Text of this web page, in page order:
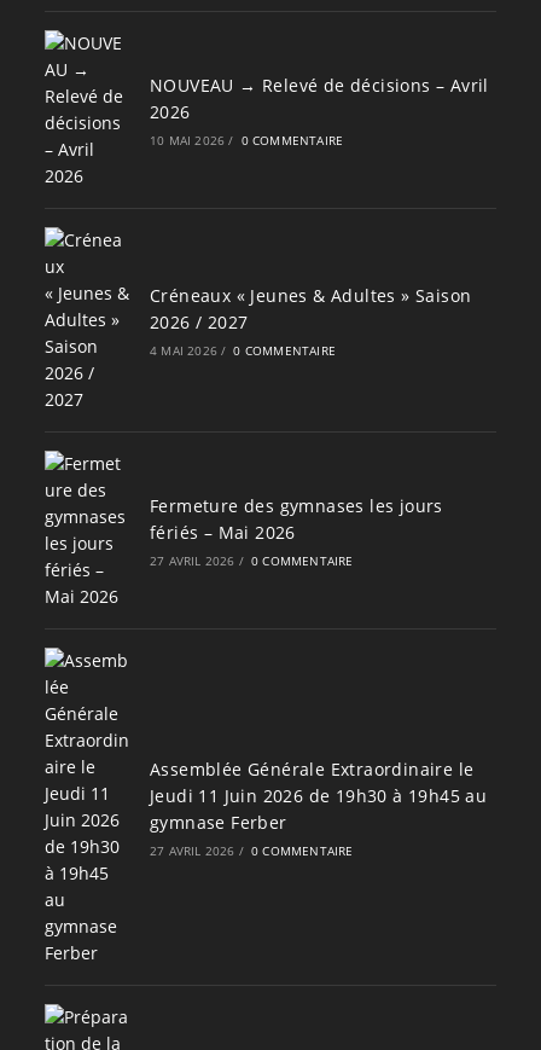
NOUVEAU → Relevé de décisions – Avril
2026
10 MAI 2026 / 0 COMMENTAIRE
Créneaux « Jeunes & Adultes » Saison
2026 / 2027
4 MAI 2026 / 0 COMMENTAIRE
Fermeture des gymnases les jours
fériés – Mai 2026
27 AVRIL 2026 / 0 COMMENTAIRE
Assemblée Générale Extraordinaire le
Jeudi 11 Juin 2026 de 19h30 à 19h45 au
gymnase Ferber
27 AVRIL 2026 / 0 COMMENTAIRE